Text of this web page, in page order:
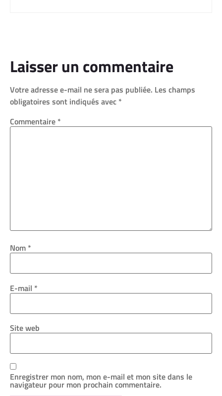
Laisser un commentaire
Votre adresse e-mail ne sera pas publiée. Les champs
obligatoires sont indiqués avec *
Commentaire *
Nom *
E-mail *
Site web
Enregistrer mon nom, mon e-mail et mon site dans le
navigateur pour mon prochain commentaire.